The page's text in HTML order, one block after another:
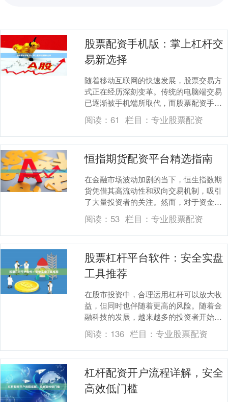
股票配资手机版：掌上杠杆交
易新选择
随着移动互联网的快速发展，股票交易方
式正在经历深刻变革。传统的电脑端交易
已逐渐被手机端所取代，而股票配资手机
版的兴起，更是为投资者提供了全新的杠
杆交易体验。本文....
阅读：61 栏目： 专业股票配资
恒指期货配资平台精选指南
在金融市场波动加剧的当下，恒生指数期
货凭借其高流动性和双向交易机制，吸引
了大量投资者的关注。然而，对于资金有
限的个人投资者而言配资炒股公司，配资
交易成为放大收益....
阅读： 53 栏目： 专业股票配资
股票杠杆平台软件：安全实盘
工具推荐
在股市投资中，合理运用杠杆可以放大收
益，但同时也伴随着更高的风险。随着金
融科技的发展，越来越多的投资者开始关
注股票杠杆平台软件，希望通过专业的工
具实现资金效率最....
阅读： 136 栏目： 专业股票配资
杠杆配资开户流程详解，安全
高效低门槛